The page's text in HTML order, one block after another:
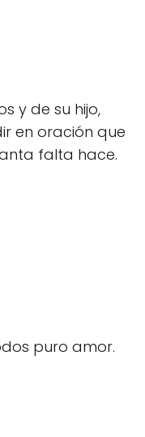
y de su hijo,
en oración que
falta hace.
puro amor.